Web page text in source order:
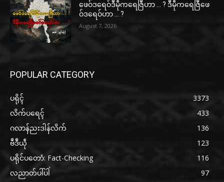
ဖေဝ်ဒရေဝ်ဒဳမဵုကရေဇြဳဟာ … ? ဒဳမဵုကရေဇြဳဖေ
ဝ်ဒရေဝ်ဟာ … ?
August 7, 2026
POPULAR CATEGORY
ပရိုၚ်
3373
လိက်ပရေၚ်
433
ဂလာန်ညးဒါန်လိက်
136
ဗဳဒဳယဵု
123
ပရိုင်ပတောံ: Fact-Checking
116
လညာတ်ပါ်ပါဲ
97